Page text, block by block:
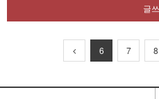
글
6 7 8